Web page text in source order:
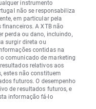
instrumento
não se responsabiliza
em particular pela
A XTB não
perda ou dano, incluindo,
surgir direta ou
contidas na
comunicado de marketing
relativos aos
estes não constituem
futuros. O desempenho
de resultados futuros, e
informação fá-lo